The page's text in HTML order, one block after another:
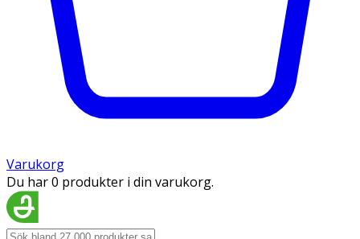
Varukorg
Du har 0 produkter i din varukorg.